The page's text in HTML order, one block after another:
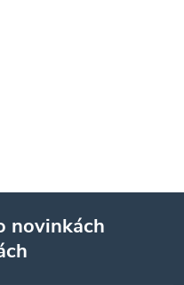
novinkách